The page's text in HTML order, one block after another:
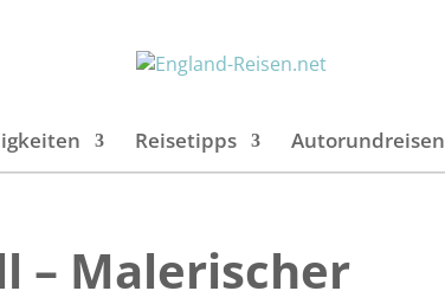
Reisetipps Autorundreisen
– Malerischer